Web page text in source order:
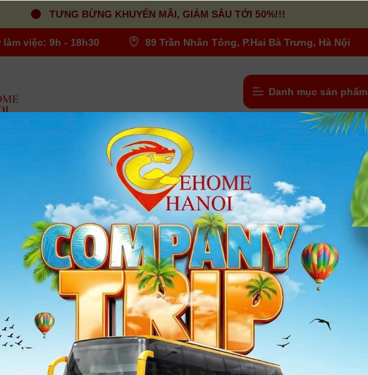
TƯNG BỪNG KHUYẾN MÃI, GIẢM SÂU TỚI 50%!!!
làm việc: 9h - 18h30 89 Trần Nhân Tông, P.Hai Bà Trưng, Hà Nội
Danh mục sản phẩm
Máy quay phim Black Magic Design